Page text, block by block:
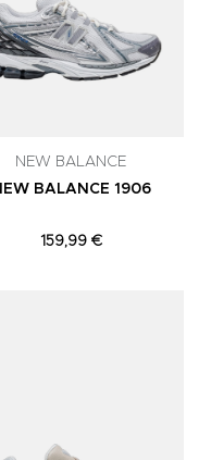
NEW BALANCE
BALANCE 1906
159,99 €